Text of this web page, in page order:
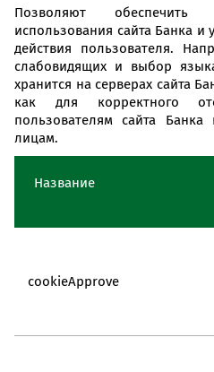
Позволяют обеспечить
использования сайта Банка и
действия пользователя.
слабовидящих и выбор
хранится на серверах сайта
как для корректного
пользователям сайта
лицам.
Название
cookieApprove